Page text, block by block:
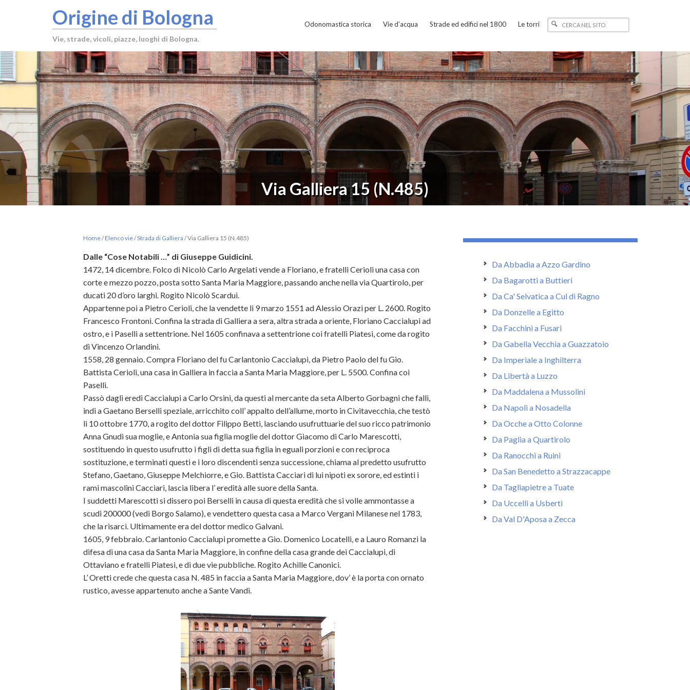
Origine di Bologna
Vie, strade, vicoli, piazze, luoghi di Bologna.
Odonomastica storica Vie d’acqua Strade ed edifici nel 1800 Le torri
Via Galliera 15 (N.485)
Home/Elenco vie/Strada di Galliera /Via Galliera 15 (N.485)
Dalle “Cose Notabili …” di Giuseppe Guidicini.
1472, 14 dicembre. Folco di Nicolò Carlo Argelati vende a Floriano, e fratelli Cerioli una casa con
corte e mezzo pozzo, posta sotto Santa Maria Maggiore, passando anche nella via Quartirolo, per
ducati 20 d’oro larghi. Rogito Nicolò Scardui.
Appartenne poi a Pietro Cerioli, che la vendette li 9 marzo 1551 ad Alessio Orazi per L. 2600. Rogito
Francesco Frontoni. Confina la strada di Galliera a sera, altra strada a oriente, Floriano Caccialupi ad
ostro, e i Paselli a settentrione. Nel 1605 confinava a settentrione coi fratelli Piatesi, come da rogito
di Vincenzo Orlandini.
1558, 28 gennaio. Compra Floriano del fu Carlantonio Caccialupi, da Pietro Paolo del fu Gio.
Battista Cerioli, una casa in Galliera in faccia a Santa Maria Maggiore, per L. 5500. Confina coi
Paselli.
Passò dagli eredi Caccialupi a Carlo Orsini, da questi al mercante da seta Alberto Gorbagni che fallì,
indi a Gaetano Berselli speziale, arricchito coll’ appalto dell’allume, morto in Civitavecchia, che testò
li 10 ottobre 1770, a rogito del dottor Filippo Betti, lasciando usufruttuarie del suo ricco patrimonio
Anna Gnudi sua moglie, e Antonia sua figlia moglie del dottor Giacomo di Carlo Marescotti,
sostituendo in questo usufrutto i figli di detta sua figlia in eguali porzioni e con reciproca
sostituzione, e terminati questi e i loro discendenti senza successione, chiama al predetto usufrutto
Stefano, Gaetano, Giuseppe Melchiorre, e Gio. Battista Cacciari di lui nipoti ex sorore, ed estinti i
rami mascolini Cacciari, lascia libera l’ eredità alle suore della Santa.
I suddetti Marescotti si dissero poi Berselli in causa di questa eredità che si volle ammontasse a
scudi 200000 (vedi Borgo Salamo), e vendettero questa casa a Marco Vergani Milanese nel 1783,
che la risarcì. Ultimamente era del dottor medico Galvani.
1605, 9 febbraio. Carlantonio Caccialupi promette a Gio. Domenico Locatelli, e a Lauro Romanzi la
difesa di una casa da Santa Maria Maggiore, in confine della casa grande dei Caccialupi, di
Ottaviano e fratelli Piatesi, e di due vie pubbliche. Rogito Achille Canonici.
L’ Oretti crede che questa casa N. 485 in faccia a Santa Maria Maggiore, dov’ è la porta con ornato
rustico, avesse appartenuto anche a Sante Vandi.
Da Abbadia a Azzo Gardino
Da Bagarotti a Buttieri
Da Ca' Selvatica a Cul di Ragno
Da Donzelle a Egitto
Da Facchini a Fusari
Da Gabella Vecchia a Guazzatoio
Da Imperiale a Inghilterra
Da Libertà a Luzzo
Da Maddalena a Mussolini
Da Napoli a Nosadella
Da Ocche a Otto Colonne
Da Paglia a Quartirolo
Da Ranocchi a Ruini
Da San Benedetto a Strazzacappe
Da Tagliapietre a Tuate
Da Uccelli a Usberti
Da Val D'Aposa a Zecca